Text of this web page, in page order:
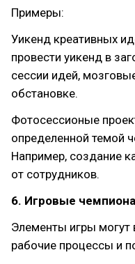
Примеры:
Уикенд креативных
провести уикенд в
сессии идей,
обстановке.
Фотосессионые
определенной темой
Например, создание
от сотрудников.
6. Игровые
Элементы игры могут
рабочие процессы и